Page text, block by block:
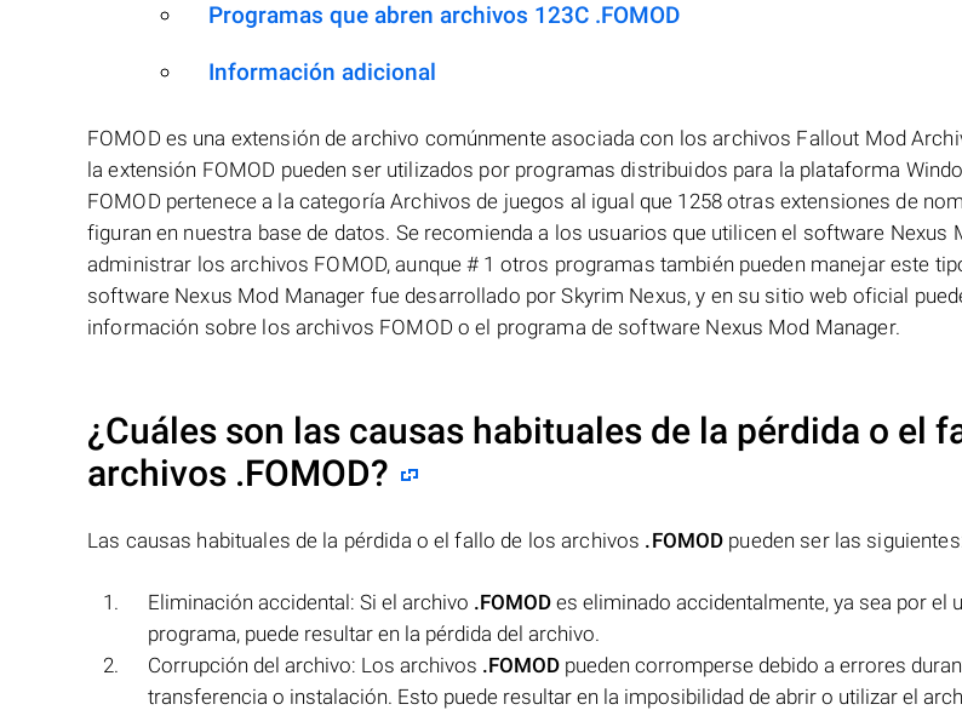
Programas que abren archivos 123C .FOMOD
Información adicional
FOMOD es una extensión de archivo comúnmente asociada con los archivos Fallout Mod
la extensión FOMOD pueden ser utilizados por programas distribuidos para la plataforma
FOMOD pertenece a la categoría Archivos de juegos al igual que 1258 otras extensiones de
figuran en nuestra base de datos. Se recomienda a los usuarios que utilicen el software Nexus
administrar los archivos FOMOD, aunque # 1 otros programas también pueden manejar este
software Nexus Mod Manager fue desarrollado por Skyrim Nexus, y en su sitio web oficial
información sobre los archivos FOMOD o el programa de software Nexus Mod Manager.
¿Cuáles son las causas habituales de la pérdida o el
archivos .FOMOD?
Las causas habituales de la pérdida o el fallo de los archivos .FOMOD pueden ser las
Eliminación accidental: Si el archivo .FOMOD es eliminado accidentalmente, ya sea por el
programa, puede resultar en la pérdida del archivo.
Corrupción del archivo: Los archivos .FOMOD pueden corromperse debido a errores
transferencia o instalación. Esto puede resultar en la imposibilidad de abrir o utilizar el